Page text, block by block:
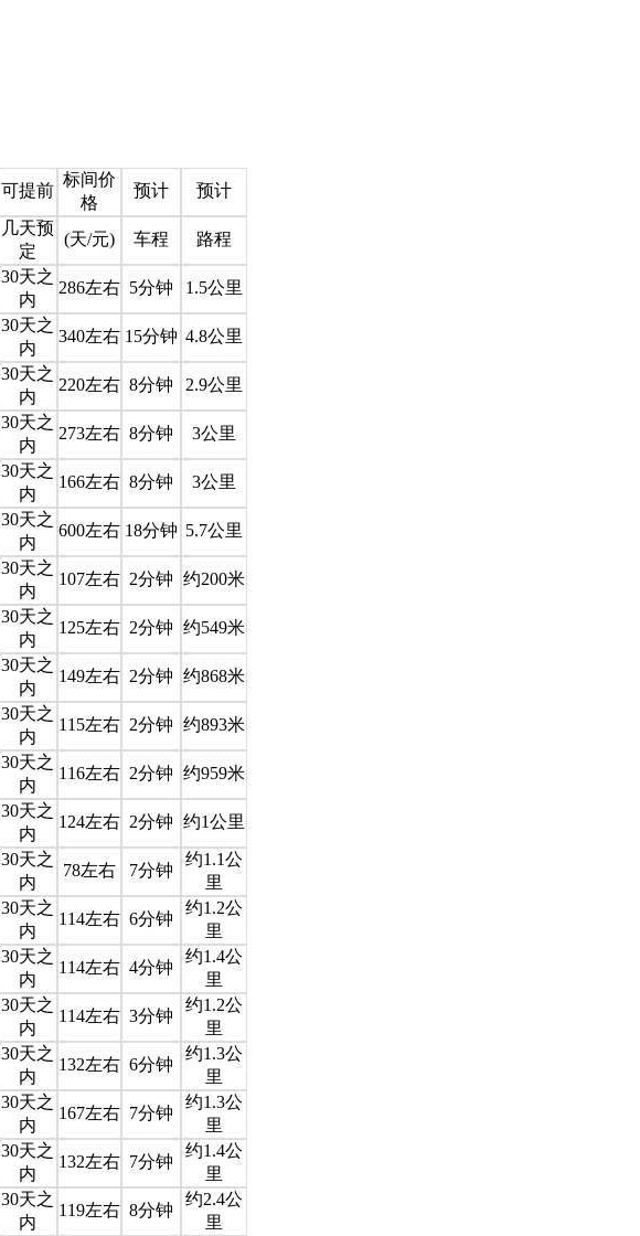
可提前
标间价
格
预计
预计
几天预
定
(天/元) 车程 路程
30天之
内
286左右 5分钟
1.5公里
30天之
内
340左右 15分钟 4.8公里
30天之
内
220左右 8分钟 2.9公里
30天之
内
273左右 8分钟
3公里
30天之
内
166左右 8分钟 3公里
30天之
内
600左右 18分钟 5.7公里
30天之
内
107左右 2分钟 约200米
30天之
内
125左右 2分钟 约549米
30天之
内
149左右 2分钟 约868米
30天之
内
115左右 2分钟 约893米
30天之
内
116左右 2分钟 约959米
30天之
内
124左右 2分钟 约1公里
30天之
内
78左右 7分钟
约1.1公
里
30天之
内
114左右 6分钟
约1.2公
里
30天之
内
114左右 4分钟
约1.4公
里
30天之
内
114左右 3分钟
约1.2公
里
30天之
内
132左右 6分钟
约1.3公
里
30天之
内
167左右 7分钟
约1.3公
里
30天之
内
132左右 7分钟
约1.4公
里
30天之
内
119左右 8分钟
约2.4公
里